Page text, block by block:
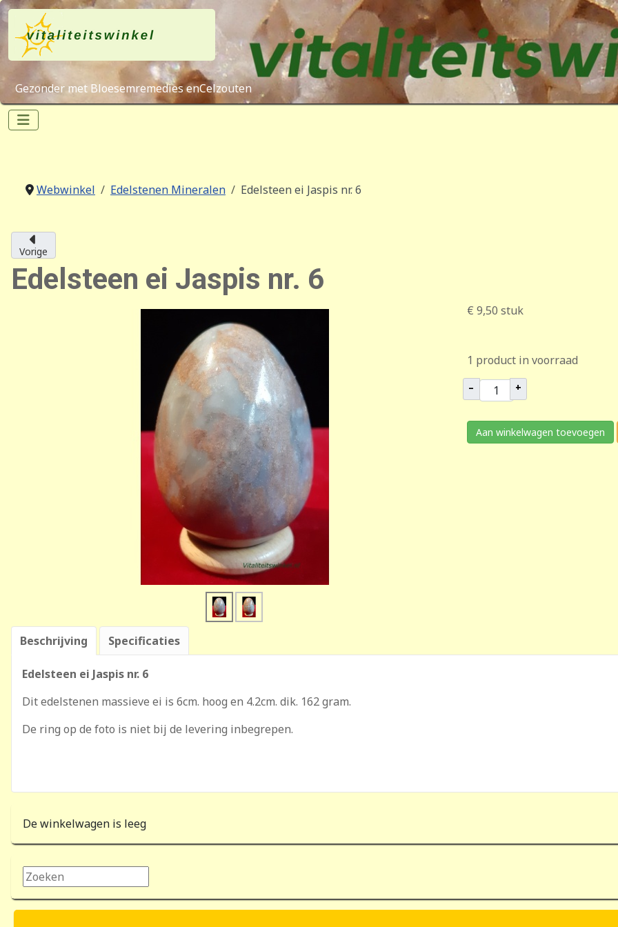
Gezonder met Bloesemremedies enCelzouten
Webwinkel Edelstenen Mineralen Edelsteen ei Jaspis nr. 6
Vorige
Edelsteen ei Jaspis nr. 6
€ 9,50 stuk
1 product in voorraad
– +
Aan winkelwagen toevoegen
Beschrijving Specificaties
Edelsteen ei Jaspis nr. 6
Dit edelstenen massieve ei is 6cm. hoog en 4.2cm. dik. 162 gram.
De ring op de foto is niet bij de levering inbegrepen.
De winkelwagen is leeg
Zoeken...